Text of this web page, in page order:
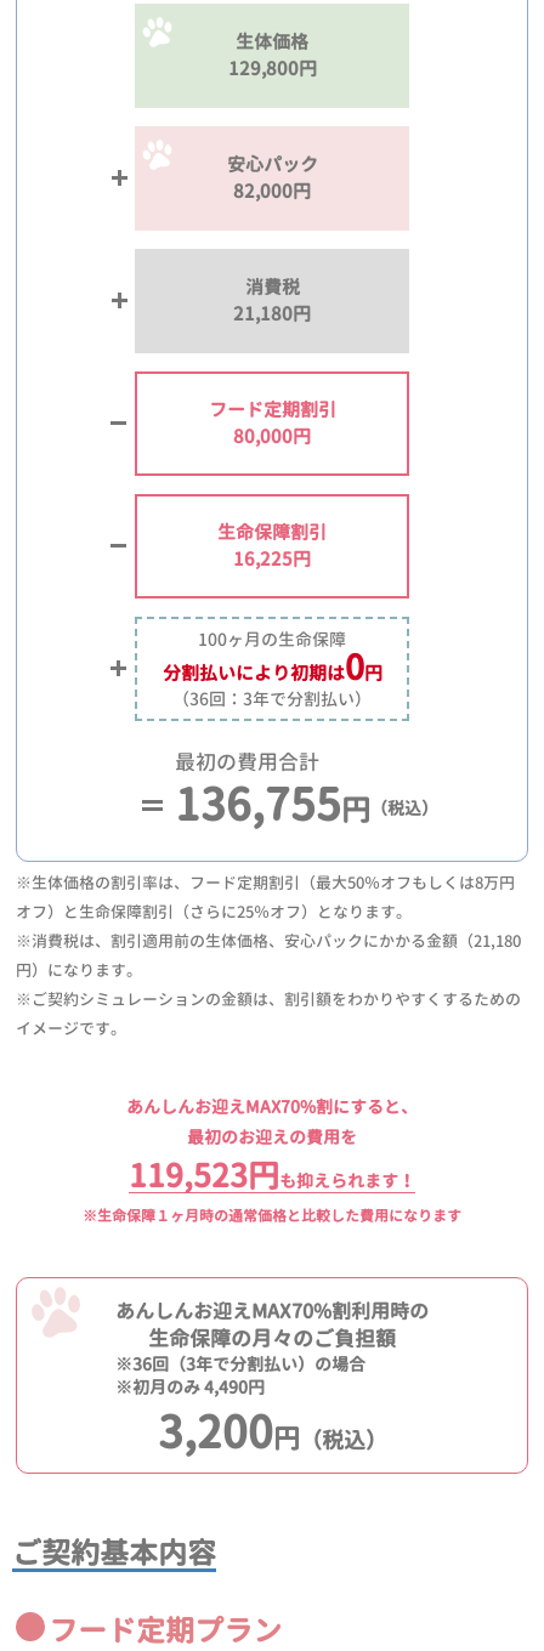
生体価格
129,800円
安心パック
82,000円
消費税
21,180円
フード定期割引
80,000円
生命保障割引
16,225円
100ヶ月の生命保障
分割払いにより初期は0円
（36回：3年で分割払い）
最初の費用合計
136,755円 （税込）
※生体価格の割引率は、フード定期割引（最大50％オフもしくは8万円
オフ）と生命保障割引（さらに25％オフ）となります。
※消費税は、割引適用前の生体価格、安心パックにかかる金額（21,180
円）になります。
※ご契約シミュレーションの金額は、割引額をわかりやすくするための
イメージです。
あんしんお迎えMAX70%割にすると、
最初のお迎えの費用を
119,523円も抑えられます！
※生命保障１ヶ月時の通常価格と比較した費用になります
あんしんお迎えMAX70%割利用時の
生命保障の月々のご負担額
※36回（3年で分割払い）の場合
※初月のみ 4,490円
3,200円 （税込）
ご契約基本内容
フード定期プラン